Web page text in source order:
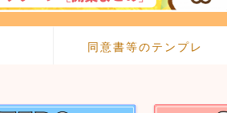
同意書等のテンプレ